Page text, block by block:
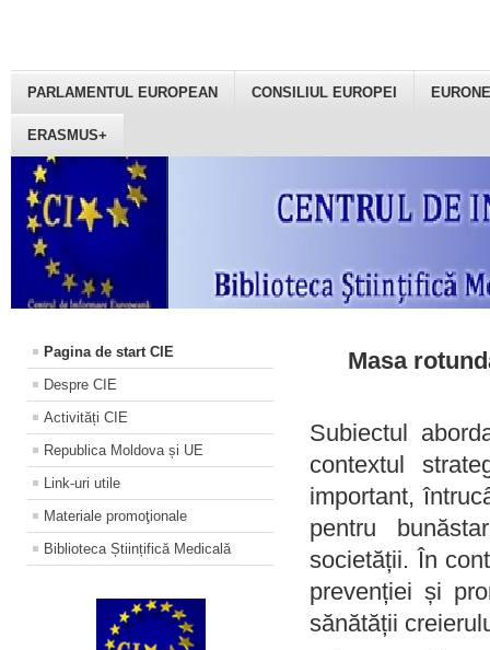
PARLAMENTUL EUROPEAN CONSILIUL EUROPEI
ERASMUS+
Pagina de start CIE
Despre CIE
Activități CIE
Republica Moldova și UE
Link-uri utile
Materiale promoţionale
Biblioteca Științifică Medicală
Masa
Subiectul
contextul
important,
pentru
societății. În
prevenției și
sănătății